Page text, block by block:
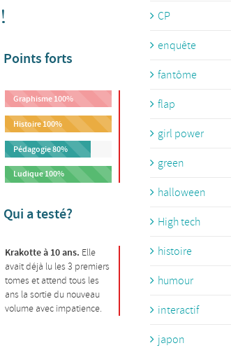
Points forts
Graphisme100%
Histoire100%
Pédagogie80%
Ludique100%
Qui a testé?
Krakotte à 10 ans. Elle
avait déjà lu les 3 premiers
tomes et attend tous les
ans la sortie du nouveau
volume avec impatience.
CP
enquête
fantôme
flap
girl power
green
halloween
High tech
histoire
humour
interactif
japon